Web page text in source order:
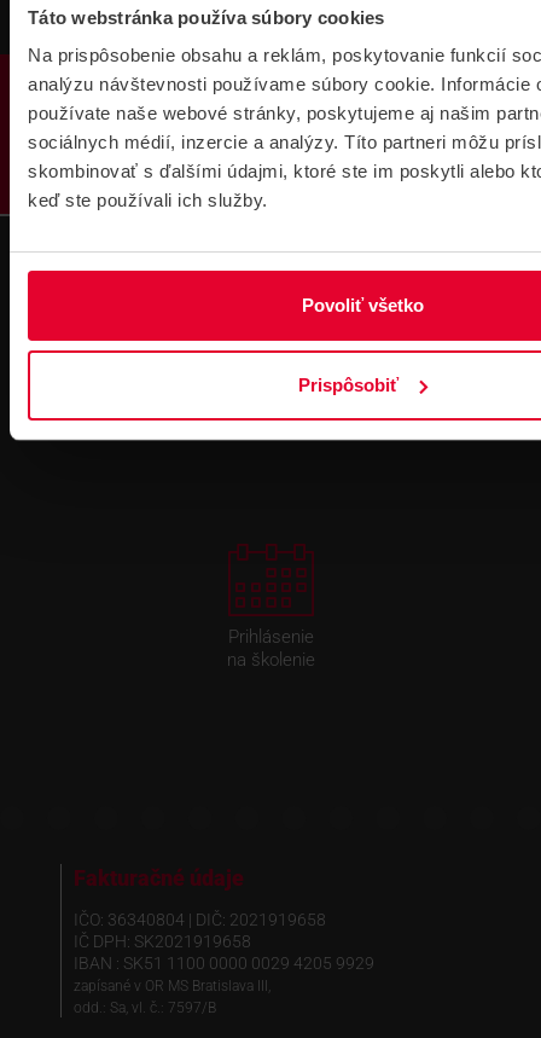
Táto webstránka používa súbory cookies
Na prispôsobenie obsahu a reklám, poskytovanie funkcií
analýzu návštevnosti používame súbory cookie. Informácie
používate naše webové stránky, poskytujeme aj našim
sociálnych médií, inzercie a analýzy. Títo partneri môžu
skombinovať s ďalšími údajmi, ktoré ste im poskytli alebo
keď ste používali ich služby.
Povoliť všetko
Prispôsobiť
PRODUKTY
na stiahnutie
Pre zákazníkov s rámovcovou zmluvou pri
Prihlásenie
na školenie
Fakturačné údaje
IČO: 36340804 | DIČ: 2021919658
IČ DPH: SK2021919658
IBAN : SK51 1100 0000 0029 4205 9929
zapísané v OR MS Bratislava III,
odd.: Sa, vl. č.: 7597/B